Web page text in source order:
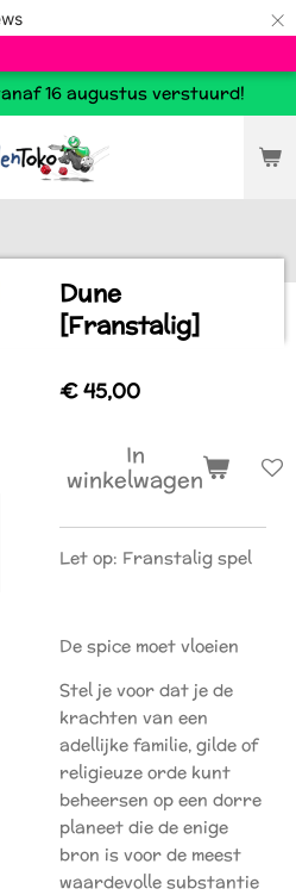
×
16 augustus verstuurd!
Dune
[Franstalig]
€ 45,00
In
winkelwagen
Let op: Franstalig spel
De spice moet vloeien
Stel je voor dat je de
krachten van een
adellijke familie, gilde of
religieuze orde kunt
beheersen op een dorre
planeet die de enige
bron is voor de meest
waardevolle substantie